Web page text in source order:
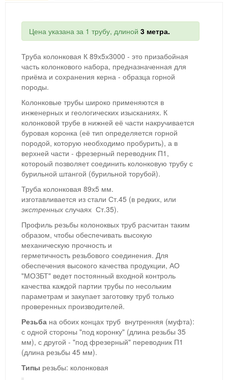
Цена указана за 1 трубу, длиной 3 метра.
Труба колонковая К 89х5х3000 - это призабойная
часть колонкового набора, предназначенная для
приёма и сохранения керна - образца горной
породы.
Колонковые трубы широко применяются в
инженерных и геологических изысканиях. К
колонковой трубе в нижней её части накручивается
буровая коронка (её тип определяется горной
породой, которую необходимо пробурить), а в
верхней части - фрезерный переводник П1,
котороый позволяет соединить колонковую трубу с
бурильной штангой (бурильной торубой).
Труба колонковая 89х5 мм.
изготавливается из стали Ст.45 (в редких, или
экстренных случаях Ст.35).
Профиль резьбы колоноквых труб расчитан таким
образом, чтобы обеспечивать высокую
механическую прочность и
герметичность резьбового соединения. Для
обеспечения высокого качества продукции, АО
"МОЗБТ" ведет постоянный входной контроль
качества каждой партии трубы по несольким
параметрам и закупает заготовку труб только
проверенных производителей.
Резьба на обоих концах труб внутренняя (муфта):
с одной стороны "под коронку" (длина резьбы 35
мм), с другой - "под фрезерный" переводник П1
(длина резьбы 45 мм).
Типы резьбы: колонковая